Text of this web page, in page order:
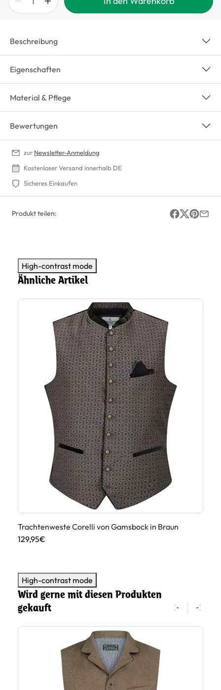
Beschreibung
Eigenschaften
Material & Pflege
Bewertungen
zur Newsletter-Anmeldung
Kostenloser Versand innerhalb DE
Sicheres Einkaufen
Produkt teilen:
High-contrast mode
Ähnliche Artikel
Trachtenweste Corelli von Gamsbock in Braun
129,95€
High-contrast mode
Wird gerne mit diesen Produkten
gekauft